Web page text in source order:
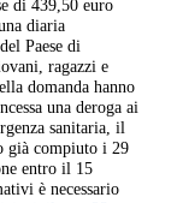
di 439,50 euro
diaria
Paese di
ragazzi e
domanda hanno
una deroga ai
sanitaria, il
già compiuto i 29
entro il 15
è necessario